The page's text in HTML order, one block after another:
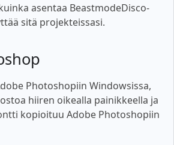
asentaa BeastmodeDisco-
sitä projekteissasi.
Photoshopiin Windowsissa,
hiiren oikealla painikkeella ja
kopioituu Adobe Photoshopiin